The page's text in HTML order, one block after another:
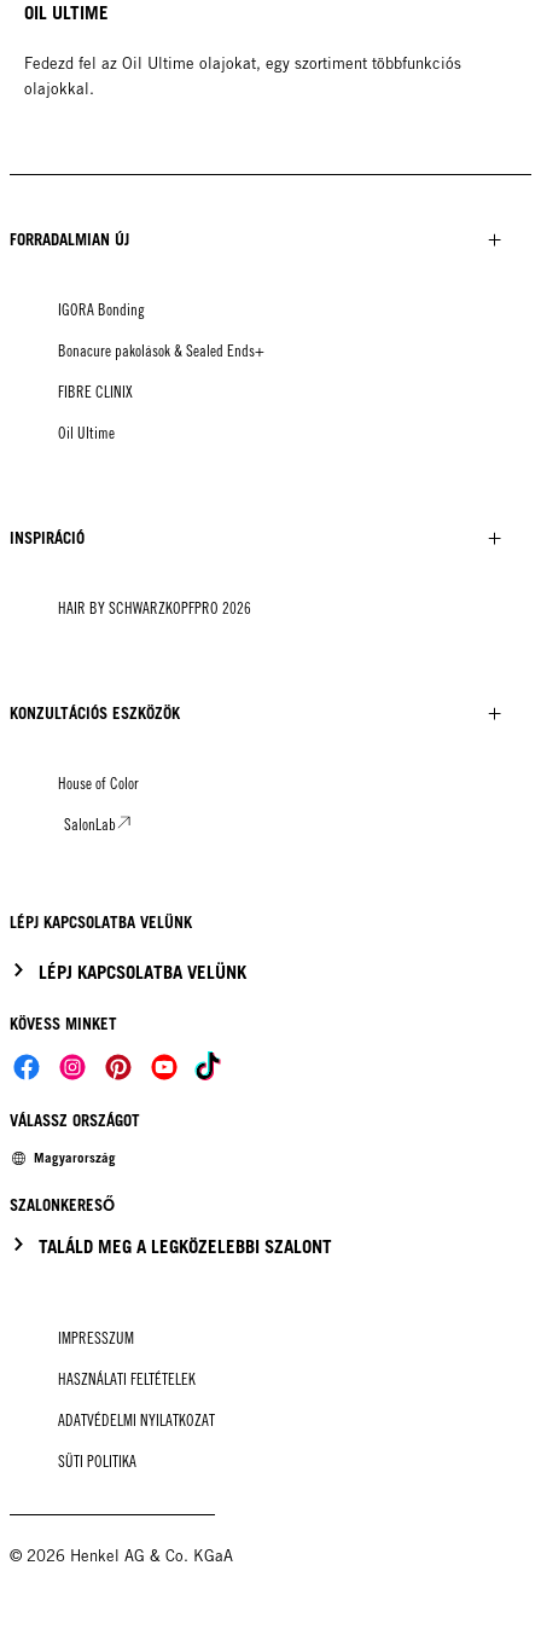
OIL ULTIME
Fedezd fel az Oil Ultime olajokat, egy szortiment többfunkciós
olajokkal.
FORRADALMIAN ÚJ
IGORA Bonding
Bonacure pakolások & Sealed Ends+
FIBRE CLINIX
Oil Ultime
INSPIRÁCIÓ
HAIR BY SCHWARZKOPFPRO 2026
KONZULTÁCIÓS ESZKÖZÖK
House of Color
SalonLab
LÉPJ KAPCSOLATBA VELÜNK
LÉPJ KAPCSOLATBA VELÜNK
KÖVESS MINKET
VÁLASSZ ORSZÁGOT
Magyarország
SZALONKERESŐ
TALÁLD MEG A LEGKÖZELEBBI SZALONT
IMPRESSZUM
HASZNÁLATI FELTÉTELEK
ADATVÉDELMI NYILATKOZAT
SÜTI POLITIKA
© 2026 Henkel AG & Co. KGaA